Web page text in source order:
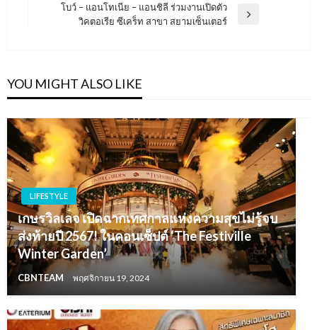
โบว์ – แอนโทเนีย – แอนชิลี ร่วมงานเปิดตัว
วิคตอเรีย ซีเคร็ท สาขา สยามเซ็นเตอร์
YOU MIGHT ALSO LIKE
LIFESTYLE
เกษรวิลเลจ เปิดฉากเทศกาลแห่งความสุขไม่รู้จบ
ส่งท้ายปี 2567! ในคอนเซ็ปต์ ‘The Festiville
Winter Garden’
CBNTEAM พฤศจิกายน 19, 2024